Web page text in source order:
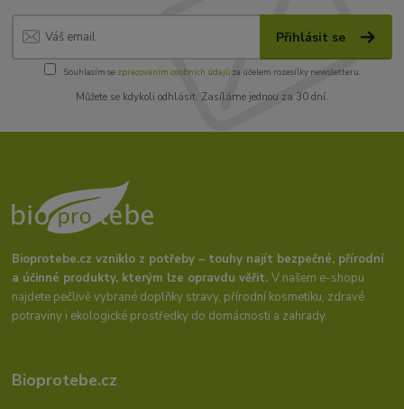
Přihlásit se
Souhlasím se zpracováním osobních údajůza účelem rozesílky newsletteru.
Můžete se kdykoli odhlásit. Zasíláme jednou za 30 dní.
Bioprotebe.cz vzniklo z potřeby – touhy najít bezpečné, přírodní
a účinné produkty, kterým lze opravdu věřit.V našem e-shopu
najdete pečlivě vybrané doplňky stravy, přírodní kosmetiku, zdravé
potraviny i ekologické prostředky do domácnosti a zahrady.
Bioprotebe.cz